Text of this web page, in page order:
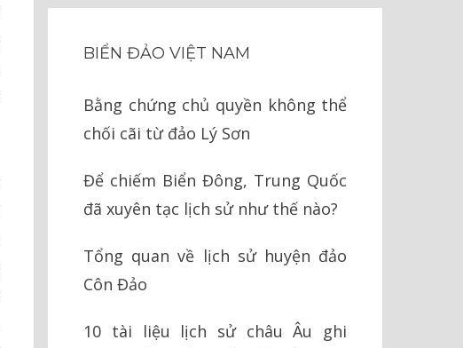
BIỂN ĐẢO VIỆT NAM
Bằng chứng chủ quyền không thể
chối cãi từ đảo Lý Sơn
Để chiếm Biển Đông, Trung Quốc
đã xuyên tạc lịch sử như thế nào?
Tổng quan về lịch sử huyện đảo
Côn Đảo
10 tài liệu lịch sử châu Âu ghi